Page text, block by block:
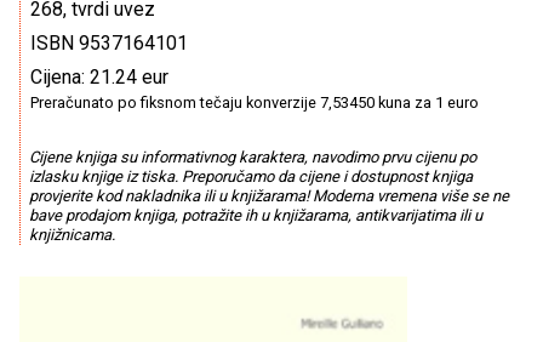
268, tvrdi uvez
ISBN 9537164101
Cijena: 21.24 eur
Preračunato po fiksnom tečaju konverzije 7,53450 kuna za 1 euro
Cijene knjiga su informativnog karaktera, navodimo prvu cijenu po
izlasku knjige iz tiska. Preporučamo da cijene i dostupnost knjiga
provjerite kod nakladnika ili u knjižarama! Moderna vremena više se ne
bave prodajom knjiga, potražite ih u knjižarama, antikvarijatima ili u
knjižnicama.